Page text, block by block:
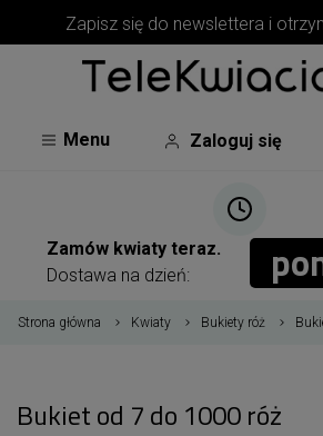
Zapisz się do newslettera i
Menu Zaloguj się
Zamów kwiaty teraz.
Dostawa na dzień:
Strona główna Kwiaty Bukiety róż
Bukiet od 7 do 1000 róż